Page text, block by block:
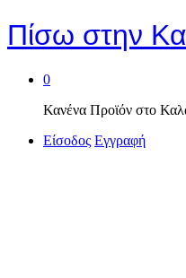
Πίσω στην
0
Κανένα Προϊόν στο
Είσοδος Εγγραφή